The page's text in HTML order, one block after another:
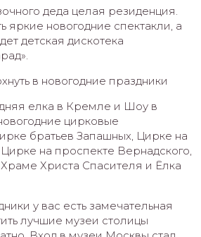
деда целая резиденция.
яркие новогодние спектакли, а
детская дискотека
елка в Кремле и Шоу в
цирковые
братьев Запашных, Цирке на
на проспекте Вернадского,
Христа Спасителя и Ёлка
у вас есть замечательная
лучшие музеи столицы